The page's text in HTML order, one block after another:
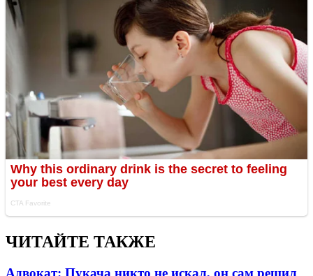
ЧИТАЙТЕ ТАКЖЕ
Адвокат: Пукача никто не искал, он сам решил